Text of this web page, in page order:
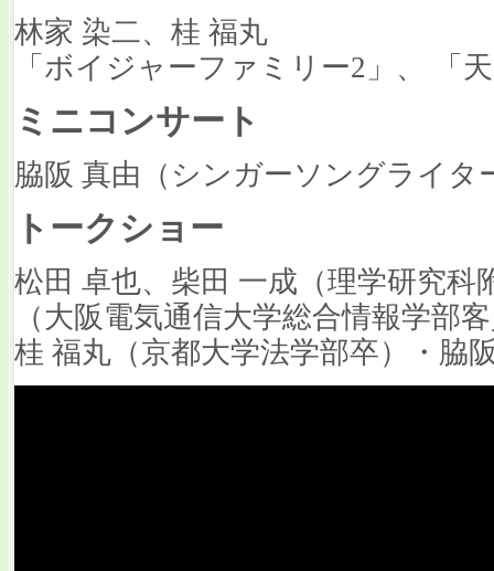
林家 染二、桂 福丸
「ボイジャーファミリー2」、 「
ミニコンサート
脇阪 真由（シンガーソングライタ
トークショー
松田 卓也、柴田 一成（理学研究科
（大阪電気通信大学総合情報学部
桂 福丸（京都大学法学部卒）・脇